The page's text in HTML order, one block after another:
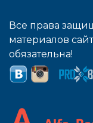
Все права
материалов
обязательна!